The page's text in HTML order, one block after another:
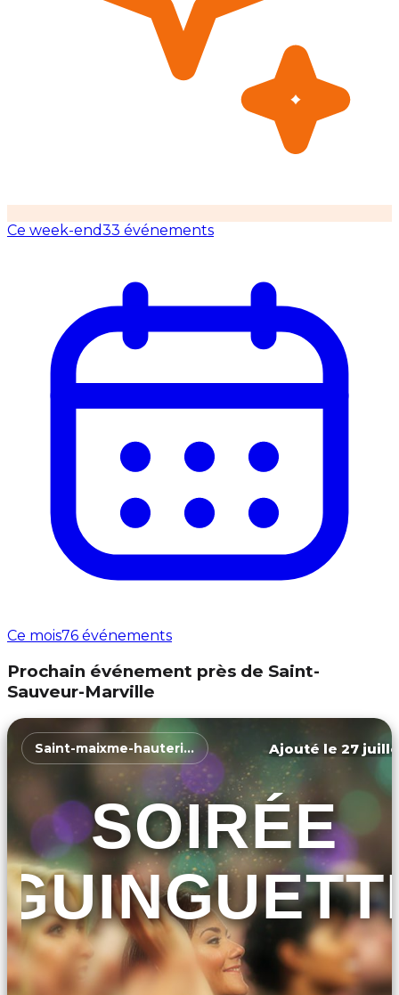
Ce week-end33 événements
Ce mois76 événements
Prochain événement près de Saint-
Sauveur-Marville
Saint-maixme-hauterive Ajouté le 27
SOIRÉE